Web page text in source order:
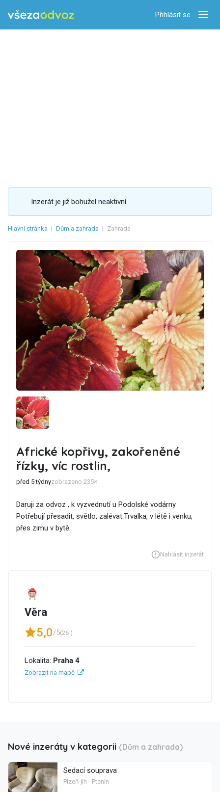
Přihlásit se
Inzerát je již bohužel neaktivní.
Hlavní stránka | Dům a zahrada | Zahrada
Africké kopřivy, zakořeněné
řízky, víc rostlin,
před 5 týdnyzobrazeno 235×
Daruji za odvoz , k vyzvednutí u Podolské vodárny.
Potřebují přesadit, světlo, zalévat.Trvalka, v létě i venku,
přes zimu v bytě.
Nahlásit inzerát
Věra
5,0/5(26 )
Lokalita: Praha 4
Zobrazit na mapě
Nové inzeráty v kategorii (Dům a zahrada)
Sedací souprava
Plzeň-jih - Ptenín